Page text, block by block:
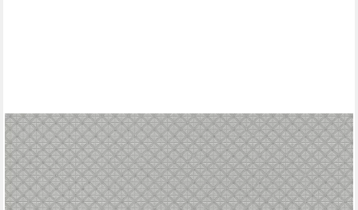
RASCH
Vliestapete Grafisches Muster - Vliestapete Grau Silber,
Glanzeffekt, Vintage-Optik, (1 Rolle, 1 St., 10,05 m x 0,53 m),
gute Lichtbeständigkeit, feucht abwischbar, restlos abziehbar
ab 18,99 € UVP30,45 €